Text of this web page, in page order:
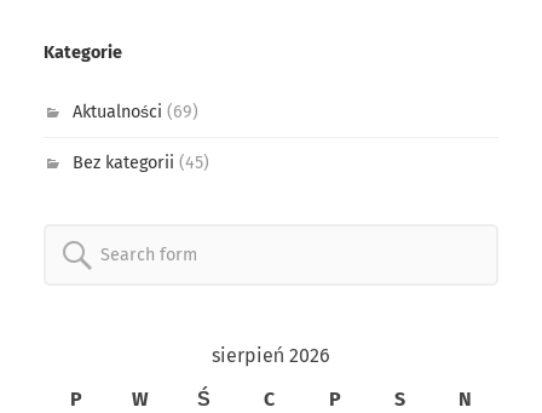
Kategorie
Aktualności (69)
Bez kategorii (45)
Search
sierpień 2026
P
W Ś C P S N